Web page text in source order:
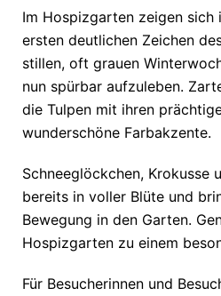
Im Hospizgarten zeigen sich
ersten deutlichen Zeichen
stillen, oft grauen
nun spürbar aufzuleben.
die Tulpen mit ihren
wunderschöne Farbakzente.
Schneeglöckchen, Krokusse
bereits in voller Blüte und
Bewegung in den Garten.
Hospizgarten zu einem
Für Besucherinnen und